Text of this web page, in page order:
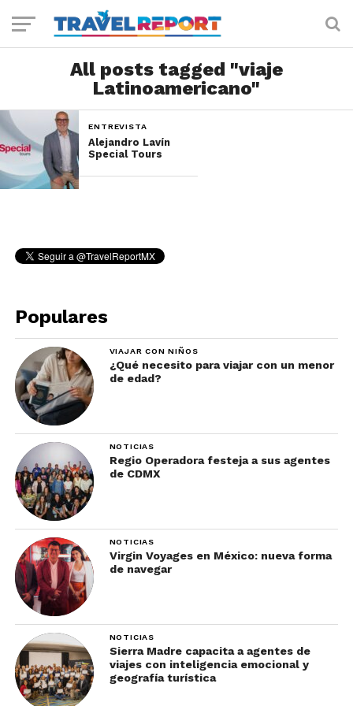
All posts tagged "viaje
Latinoamericano"
ENTREVISTA
Alejandro Lavín
Special Tours
Populares
VIAJAR CON NIÑOS
¿Qué necesito para viajar con un menor
de edad?
NOTICIAS
Regio Operadora festeja a sus agentes
de CDMX
NOTICIAS
Virgin Voyages en México: nueva forma
de navegar
NOTICIAS
Sierra Madre capacita a agentes de
viajes con inteligencia emocional y
geografía turística